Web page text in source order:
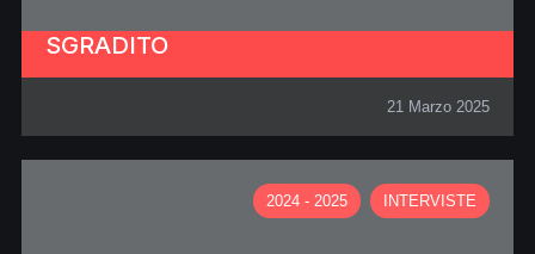
SGRADITO
21 Marzo 2025
2024 - 2025 INTERVISTE